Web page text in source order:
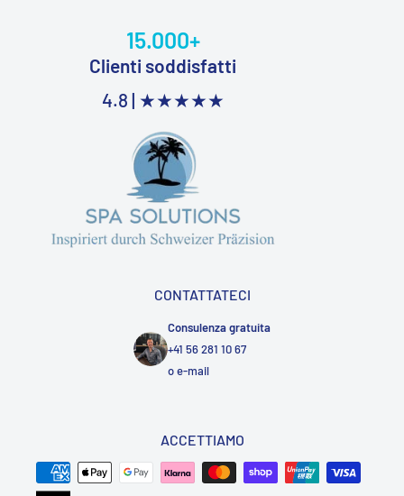
15.000+
Clienti soddisfatti
4.8 | ★★★★★
CONTATTATECI
Consulenza gratuita
+41 56 281 10 67
oe-mail
ACCETTIAMO